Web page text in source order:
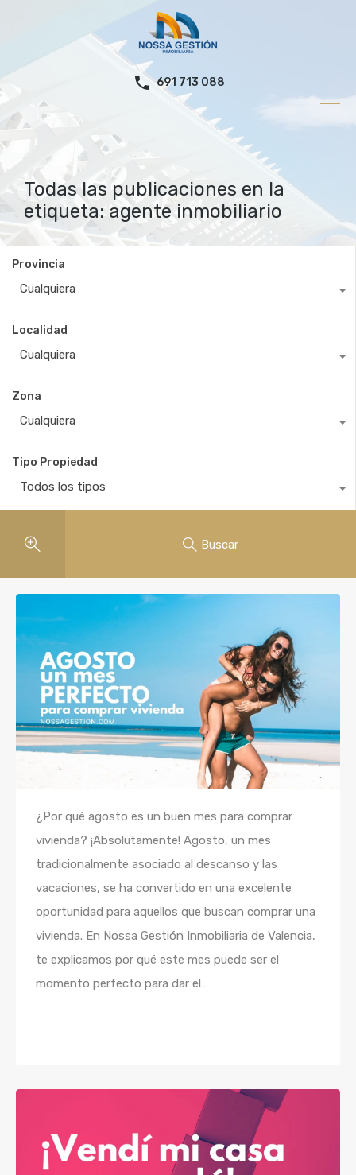
691 713 088
Todas las publicaciones en la
etiqueta: agente inmobiliario
Provincia
Cualquiera
Localidad
Cualquiera
Zona
Cualquiera
Tipo Propiedad
Todos los tipos
Buscar
¿Por qué agosto es un buen mes para comprar
vivienda? ¡Absolutamente! Agosto, un mes
tradicionalmente asociado al descanso y las
vacaciones, se ha convertido en una excelente
oportunidad para aquellos que buscan comprar una
vivienda. En Nossa Gestión Inmobiliaria de Valencia,
te explicamos por qué este mes puede ser el
momento perfecto para dar el…